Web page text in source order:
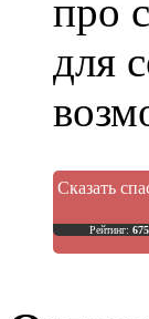
про
для
Сказать
Рейтинг: 675